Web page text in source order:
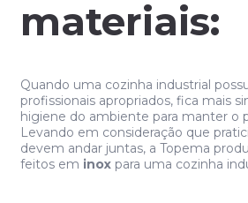
materiais:
Quando uma cozinha industrial
profissionais apropriados, fica mais
higiene do ambiente para manter o
Levando em consideração que
devem andar juntas, a Topema
feitos em inox para uma cozinha